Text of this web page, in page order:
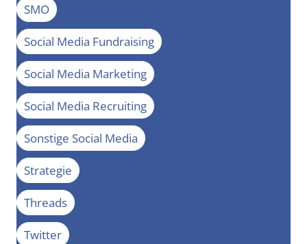
SMO
Social Media Fundraising
Social Media Marketing
Social Media Recruiting
Sonstige Social Media
Strategie
Threads
Twitter